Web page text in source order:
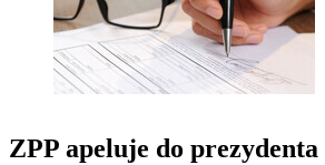
ZPP apeluje do